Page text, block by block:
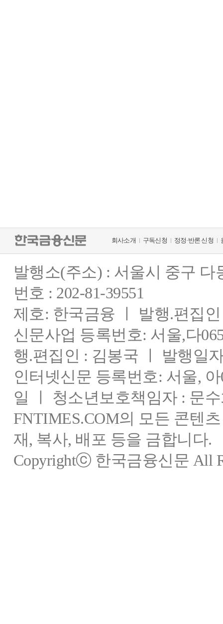
회사소개 구독신청 정정·반론 신청
발행소(주소) : 서울시 중구
번호 : 202-81-39551
제호: 한국금융 ㅣ 발행.편집
신문사업 등록번호: 서울,다
행.편집인 : 김봉국 ㅣ 발행일
인터넷신문 등록번호: 서울,
일 ㅣ 청소년보호책임자 : 문
FNTIMES.COM의 모든 콘텐
재, 복사, 배포 등을 금합니다.
Copyrightⓒ 한국금융신문 All